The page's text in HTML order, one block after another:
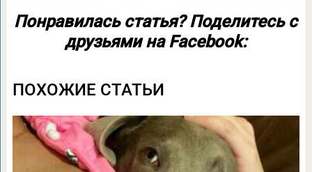
Понравилась статья? Поделитесь с
друзьями на Facebook:
ПОХОЖИЕ СТАТЬИ